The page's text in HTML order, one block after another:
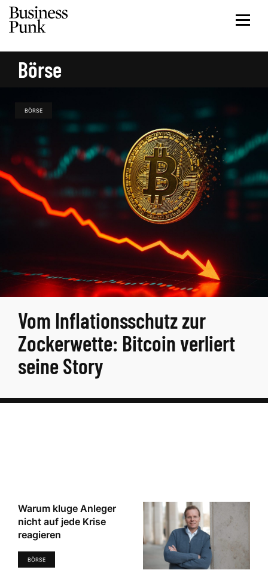
Börse
BÖRSE
Vom Inflationsschutz zur
Zockerwette: Bitcoin verliert
seine Story
Warum kluge Anleger
nicht auf jede Krise
reagieren
BÖRSE